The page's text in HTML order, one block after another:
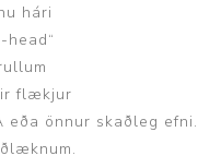
hári
head“
flækjur
eða önnur skaðleg efni.